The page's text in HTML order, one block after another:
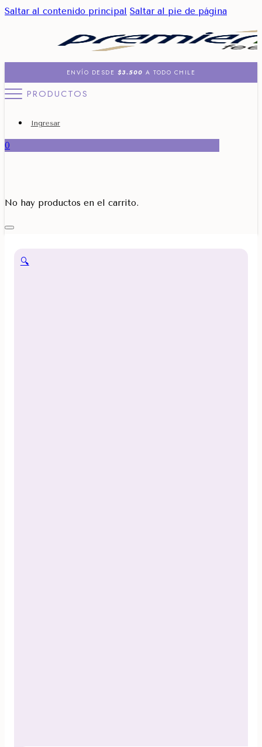
Saltar al contenido principal Saltar al pie de página
ENVÍO DESDE $3.500 A TODO CHILE
PRODUCTOS
Ingresar
0
No hay productos en el carrito.
🔍